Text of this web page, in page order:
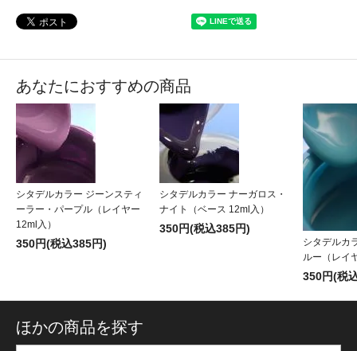
あなたにおすすめの商品
シタデルカラー ジーンスティ
ーラー・パープル（レイヤー
12ml入）
350円(税込385円)
シタデルカラー ナーガロス・
ナイト（ベース 12ml入）
350円(税込385円)
シタデルカ
ルー（レイ
350円(税
ほかの商品を探す